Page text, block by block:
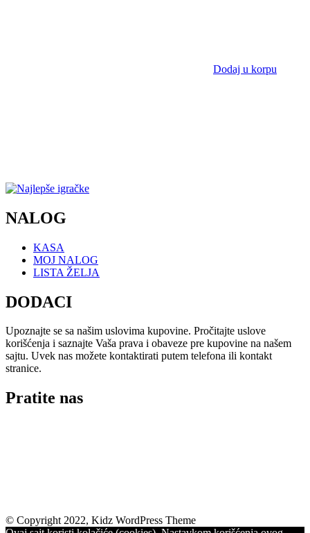
Dodaj u korpu
NALOG
KASA
MOJ NALOG
LISTA ŽELJA
DODACI
Upoznajte se sa našim uslovima kupovine. Pročitajte uslove
korišćenja i saznajte Vaša prava i obaveze pre kupovine na našem
sajtu. Uvek nas možete kontaktirati putem telefona ili kontakt
stranice.
Pratite nas
© Copyright 2022, Kidz WordPress Theme